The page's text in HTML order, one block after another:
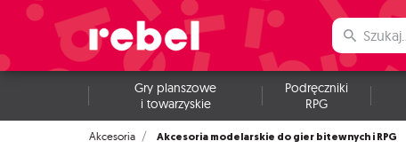
Gry planszowe
i towarzyskie
Podręczniki
RPG
Akcesoria Akcesoria modelarskie do gier bitewnych i RPG